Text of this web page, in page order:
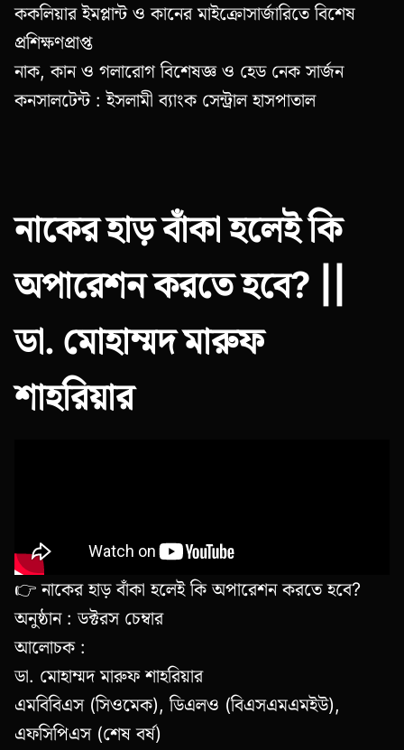
ককলিয়ার ইমপ্লান্ট ও কানের মাইক্রোসার্জারিতে বিশেষ
প্রশিক্ষণপ্রাপ্ত
নাক, কান ও গলারোগ বিশেষজ্ঞ ও হেড নেক সার্জন
কনসালটেন্ট : ইসলামী ব্যাংক সেন্ট্রাল হাসপাতাল
নাকের হাড় বাঁকা হলেই কি
অপারেশন করতে হবে? ||
ডা. মোহাম্মদ মারুফ
শাহরিয়ার
👉 নাকের হাড় বাঁকা হলেই কি অপারেশন করতে হবে?
অনুষ্ঠান : ডক্টরস চেম্বার
আলোচক :
ডা. মোহাম্মদ মারুফ শাহরিয়ার
এমবিবিএস (সিওমেক), ডিএলও (বিএসএমএমইউ),
এফসিপিএস (শেষ বর্ষ)